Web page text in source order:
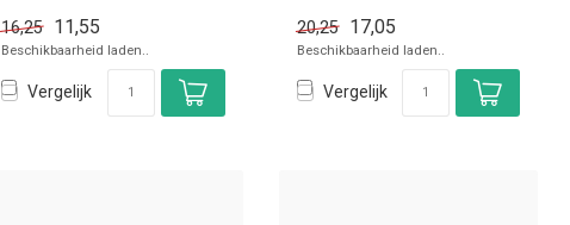
16,25 11,55
Beschikbaarheid laden..
Vergelijk
20,25 17,05
Beschikbaarheid laden..
Vergelijk